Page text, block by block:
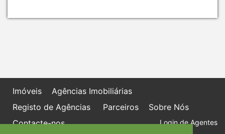
Imóveis
Agências Imobiliárias
Registo de Agências
Parceiros
Sobre Nós
Contacte-nos
Login de Agentes